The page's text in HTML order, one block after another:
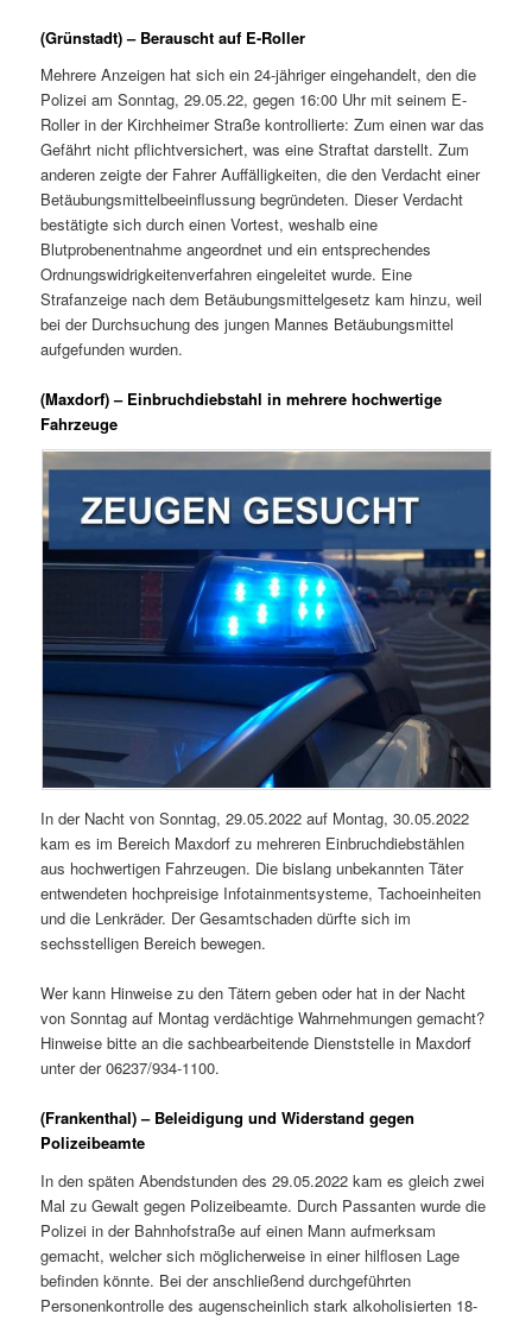
(Grünstadt) – Berauscht auf E-Roller
Mehrere Anzeigen hat sich ein 24-jähriger eingehandelt, den die
Polizei am Sonntag, 29.05.22, gegen 16:00 Uhr mit seinem E-
Roller in der Kirchheimer Straße kontrollierte: Zum einen war das
Gefährt nicht pflichtversichert, was eine Straftat darstellt. Zum
anderen zeigte der Fahrer Auffälligkeiten, die den Verdacht einer
Betäubungsmittelbeeinflussung begründeten. Dieser Verdacht
bestätigte sich durch einen Vortest, weshalb eine
Blutprobenentnahme angeordnet und ein entsprechendes
Ordnungswidrigkeitenverfahren eingeleitet wurde. Eine
Strafanzeige nach dem Betäubungsmittelgesetz kam hinzu, weil
bei der Durchsuchung des jungen Mannes Betäubungsmittel
aufgefunden wurden.
(Maxdorf) – Einbruchdiebstahl in mehrere hochwertige
Fahrzeuge
In der Nacht von Sonntag, 29.05.2022 auf Montag, 30.05.2022
kam es im Bereich Maxdorf zu mehreren Einbruchdiebstählen
aus hochwertigen Fahrzeugen. Die bislang unbekannten Täter
entwendeten hochpreisige Infotainmentsysteme, Tachoeinheiten
und die Lenkräder. Der Gesamtschaden dürfte sich im
sechsstelligen Bereich bewegen.
Wer kann Hinweise zu den Tätern geben oder hat in der Nacht
von Sonntag auf Montag verdächtige Wahrnehmungen gemacht?
Hinweise bitte an die sachbearbeitende Dienststelle in Maxdorf
unter der 06237/934-1100.
(Frankenthal) – Beleidigung und Widerstand gegen
Polizeibeamte
In den späten Abendstunden des 29.05.2022 kam es gleich zwei
Mal zu Gewalt gegen Polizeibeamte. Durch Passanten wurde die
Polizei in der Bahnhofstraße auf einen Mann aufmerksam
gemacht, welcher sich möglicherweise in einer hilflosen Lage
befinden könnte. Bei der anschließend durchgeführten
Personenkontrolle des augenscheinlich stark alkoholisierten 18-